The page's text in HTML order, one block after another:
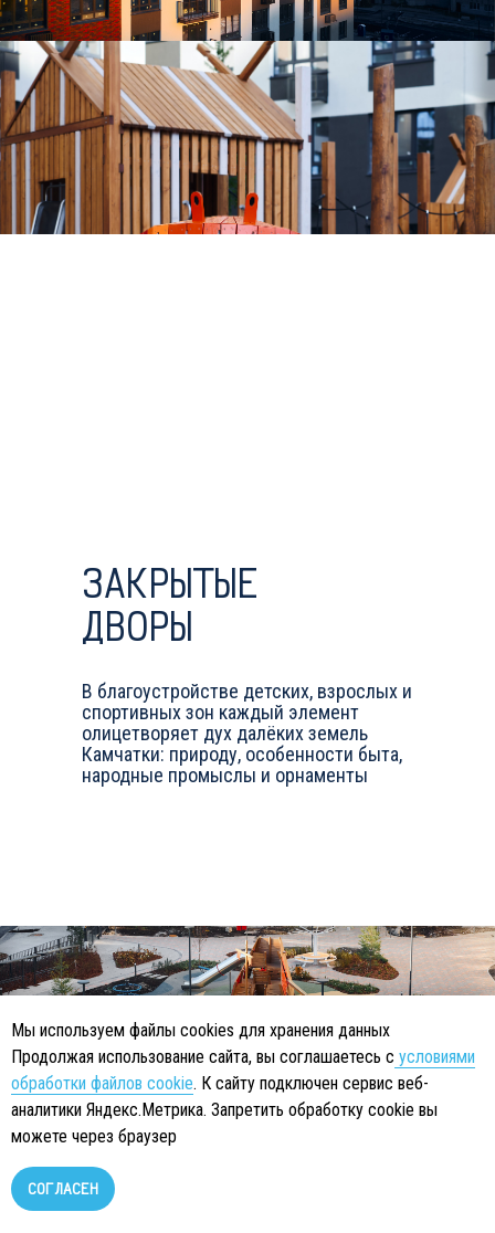
ЗАКРЫТЫЕ
ДВОРЫ
В благоустройстве детских, взрослых и
спортивных зон каждый элемент
олицетворяет дух далёких земель
Камчатки: природу, особенности быта,
народные промыслы и орнаменты
Мы используем файлы cookies для хранения данных
Продолжая использование сайта, вы соглашаетесь с условиями
обработки файлов cookie. К сайту подключен сервис веб-
аналитики Яндекс.Метрика. Запретить обработку cookie вы
можете через браузер
СОГЛАСЕН
Ремонт в подарок
при покупке студии, 1-комнатной или 2-комнатной
Ваше имя
+7
Я согласен с политикой конфиденциальности
Я согласен наобработку персональных данных